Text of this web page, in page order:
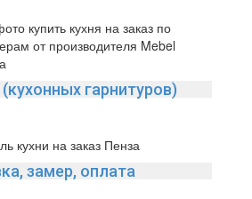
гарнитуров)
замер, оплата